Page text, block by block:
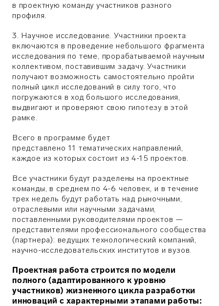
в проектную команду участников разного
профиля.
3. Научное исследование. Участники проекта
включаются в проведение небольшого фрагмента
исследования по теме, прорабатываемой научным
коллективом, поставившим задачу. Участники
получают возможность самостоятельно пройти
полный цикл исследований в силу того, что
погружаются в ход большого исследования,
выдвигают и проверяют свою гипотезу в этой
рамке.
Всего в программе будет
представлено 11 тематических направлений,
каждое из которых состоит из 4-15 проектов.
Все участники будут разделены на проектные
команды, в среднем по 4-6 человек, и в течение
трех недель будут работать над рыночными,
отраслевыми или научными задачами,
поставленными руководителями проектов —
представителями профессионального сообщества
(партнера): ведущих технологический компаний,
научно-исследовательских институтов и вузов.
Проектная работа строится по модели
полного (адаптированного к уровню
участников) жизненного цикла разработки
инноваций с характерными этапами работы: